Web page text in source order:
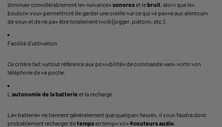
diminuer considérablement les nuisances sonoreset lebruit , alors que les
boutons vous permettront de garder une oreille sur ce qui se passe aux alentours
de vous et de ne pas être totalement isolé (jogger, piétons, etc.).
Facilité d’utilisation
Ce critère fait surtout référence aux possibilités de commande sans sortir son
téléphone de sa poche.
L'autonomie de la batterie et la recharge.
Les batteries ne tiennent généralement que quelques heures, il vous faudra donc
probablement recharger detempsen temps vos écouteursaudio